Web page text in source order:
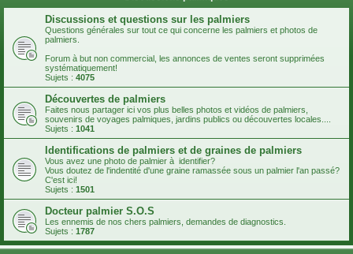
Discussions et questions sur les palmiers
Questions générales sur tout ce qui concerne les palmiers et photos de
palmiers.
Forum à but non commercial, les annonces de ventes seront supprimées
systématiquement!
Sujets : 4075
Découvertes de palmiers
Faites nous partager ici vos plus belles photos et vidéos de palmiers,
souvenirs de voyages palmiques, jardins publics ou découvertes locales....
Sujets : 1041
Identifications de palmiers et de graines de palmiers
Vous avez une photo de palmier à identifier?
Vous doutez de l'indentité d'une graine ramassée sous un palmier l'an passé?
C'est ici!
Sujets : 1501
Docteur palmier S.O.S
Les ennemis de nos chers palmiers, demandes de diagnostics.
Sujets : 1787